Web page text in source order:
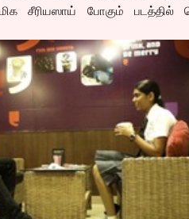
மிக சீரியஸாய் போகும்